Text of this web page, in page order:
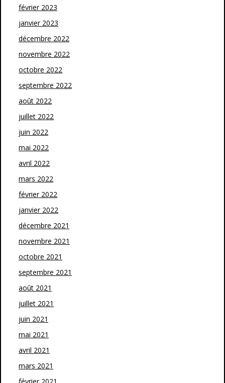
février 2023
janvier 2023
décembre 2022
novembre 2022
octobre 2022
septembre 2022
août 2022
juillet 2022
juin 2022
mai 2022
avril 2022
mars 2022
février 2022
janvier 2022
décembre 2021
novembre 2021
octobre 2021
septembre 2021
août 2021
juillet 2021
juin 2021
mai 2021
avril 2021
mars 2021